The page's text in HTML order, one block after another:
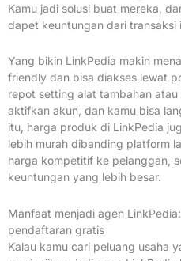
Kamu jadi solusi buat mereka,
dapet keuntungan dari transaksi
Yang bikin LinkPedia makin
friendly dan bisa diakses lewat
repot setting alat tambahan
aktifkan akun, dan kamu bisa
itu, harga produk di LinkPedia
lebih murah dibanding platform
harga kompetitif ke pelanggan,
keuntungan yang lebih besar.
Manfaat menjadi agen
pendaftaran gratis
Kalau kamu cari peluang usaha